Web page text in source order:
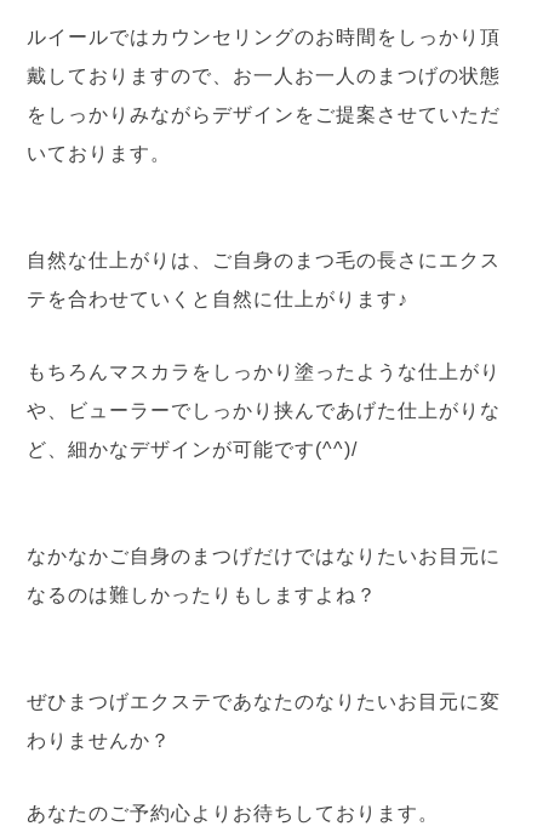
ルイールではカウンセリングのお時間をしっかり頂
戴しておりますので、お一人お一人のまつげの状態
をしっかりみながらデザインをご提案させていただ
いております。
自然な仕上がりは、ご自身のまつ毛の長さにエクス
テを合わせていくと自然に仕上がります♪
もちろんマスカラをしっかり塗ったような仕上がり
や、ビューラーでしっかり挟んであげた仕上がりな
ど、細かなデザインが可能です(^^)/
なかなかご自身のまつげだけではなりたいお目元に
なるのは難しかったりもしますよね？
ぜひまつげエクステであなたのなりたいお目元に変
わりませんか？
あなたのご予約心よりお待ちしております。